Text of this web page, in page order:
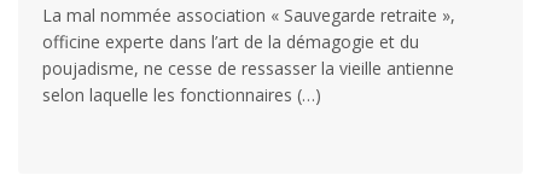
La mal nommée association « Sauvegarde retraite »,
officine experte dans l’art de la démagogie et du
poujadisme, ne cesse de ressasser la vieille antienne
selon laquelle les fonctionnaires (…)